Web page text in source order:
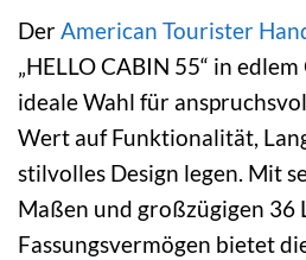
DerAmerican Tourister
„HELLO CABIN 55“ in
ideale Wahl für
Wert auf Funktionalität,
stilvolles Design legen. Mit
Maßen und großzügigen 36
Fassungsvermögen bietet